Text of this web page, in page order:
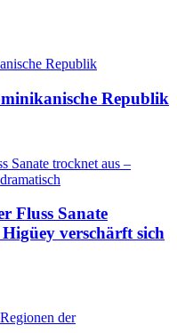
Republik
Fluss Sanate
verschärft sich